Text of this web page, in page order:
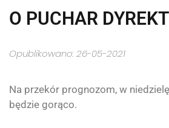
O PUCHAR
Opublikowano: 26-05-2021
Na przekór prognozom, w
będzie gorąco.